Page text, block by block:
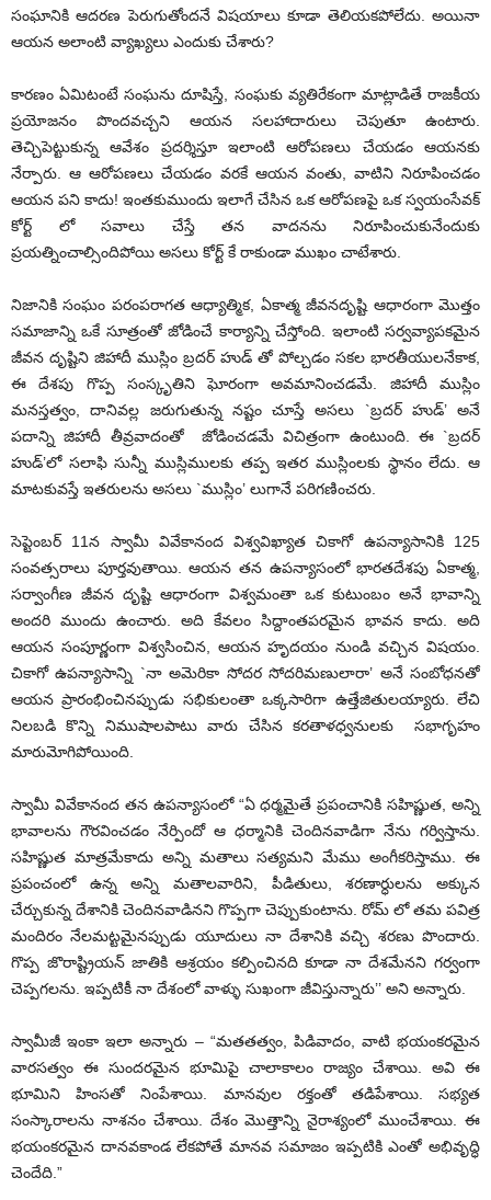
సంఘానికి ఆదరణ పెరుగుతోందనే విషయాలు కూడా తెలియకపోలేదు. అయినా
ఆయన అలాంటి వ్యాఖ్యలు ఎందుకు చేశారు?
కారణం ఏమిటంటే సంఘను దూషిస్తే, సంఘకు వ్యతిరేకంగా మాట్లాడితే రాజకీయ
ప్రయోజనం పొందవచ్చని ఆయన సలహాదారులు చెపుతూ ఉంటారు.
తెచ్చిపెట్టుకున్న ఆవేశం ప్రదర్శిస్తూ ఇలాంటి ఆరోపణలు చేయడం ఆయనకు
నేర్పారు. ఆ ఆరోపణలు చేయడం వరకే ఆయన వంతు, వాటిని నిరూపించడం
ఆయన పని కాదు! ఇంతకుముందు ఇలాగే చేసిన ఒక ఆరోపణపై ఒక స్వయంసేవక్
కోర్ట్ లో సవాలు చేస్తే తన వాదనను నిరూపించుకునేందుకు
ప్రయత్నించాల్సిందిపోయి అసలు కోర్ట్ కే రాకుండా ముఖం చాటేశారు.
నిజానికి సంఘం పరంపరాగత ఆధ్యాత్మిక, ఏకాత్మ జీవనదృష్టి ఆధారంగా మొత్తం
సమాజాన్ని ఒకే సూత్రంతో జోడించే కార్యాన్ని చేస్తోంది. ఇలాంటి సర్వవ్యాపకమైన
జీవన దృష్టిని జిహాదీ ముస్లిం బ్రదర్ హుడ్ తో పోల్చడం సకల భారతీయులనేకాక,
ఈ దేశపు గొప్ప సంస్కృతిని ఘోరంగా అవమానించడమే. జిహాదీ ముస్లిం
మనస్తత్వం, దానివల్ల జరుగుతున్న నష్టం చూస్తే అసలు `బ్రదర్ హుడ్’ అనే
పదాన్ని జిహాదీ తీవ్రవాదంతో జోడించడమే విచిత్రంగా ఉంటుంది. ఈ `బ్రదర్
హుడ్’లో సలాఫి సున్నీ ముస్లిములకు తప్ప ఇతర ముస్లింలకు స్థానం లేదు. ఆ
మాటకువస్తే ఇతరులను అసలు `ముస్లిం’ లుగానే పరిగణించరు.
సెప్టెంబర్ 11న స్వామీ వివేకానంద విశ్వవిఖ్యాత చికాగో ఉపన్యాసానికి 125
సంవత్సరాలు పూర్తవుతాయి. ఆయన తన ఉపన్యాసంలో భారతదేశపు ఏకాత్మ,
సర్వాంగీణ జీవన దృష్టి ఆధారంగా విశ్వమంతా ఒక కుటుంబం అనే భావాన్ని
అందరి ముందు ఉంచారు. అది కేవలం సిద్దాంతపరమైన భావన కాదు. అది
ఆయన సంపూర్ణంగా విశ్వసించిన, ఆయన హృదయం నుండి వచ్చిన విషయం.
చికాగో ఉపన్యాసాన్ని `నా అమెరికా సోదర సోదరిమణులారా’ అనే సంబోధనతో
ఆయన ప్రారంభించినప్పుడు సభికులంతా ఒక్కసారిగా ఉత్తేజితులయ్యారు. లేచి
నిలబడి కొన్ని నిముషాలపాటు వారు చేసిన కరతాళధ్వనులకు సభాగృహం
మారుమోగిపోయింది.
స్వామీ వివేకానంద తన ఉపన్యాసంలో “ఏ ధర్మమైతే ప్రపంచానికి సహిష్ణుత, అన్ని
భావాలను గౌరవించడం నేర్పిందో ఆ ధర్మానికి చెందినవాడిగా నేను గర్విస్తాను.
సహిష్ణుత మాత్రమేకాదు అన్ని మతాలు సత్యమని మేము అంగీకరిస్తాము. ఈ
ప్రపంచంలో ఉన్న అన్ని మతాలవారిని, పీడితులు, శరణార్ధులను అక్కున
చేర్చుకున్న దేశానికి చెందినవాడినని గొప్పగా చెప్పుకుంటాను. రోమ్ లో తమ పవిత్ర
మందిరం నేలమట్టమైనప్పుడు యూదులు నా దేశానికి వచ్చి శరణు పొందారు.
గొప్ప జొరాష్ట్రియన్ జాతికి ఆశ్రయం కల్పించినది కూడా నా దేశమేనని గర్వంగా
చెప్పగలను. ఇప్పటికీ నా దేశంలో వాళ్ళు సుఖంగా జీవిస్తున్నారు’’ అని అన్నారు.
స్వామీజీ ఇంకా ఇలా అన్నారు – “మతతత్వం, పిడివాదం, వాటి భయంకరమైన
వారసత్వం ఈ సుందరమైన భూమిపై చాలాకాలం రాజ్యం చేశాయి. అవి ఈ
భూమిని హింసతో నింపేశాయి. మానవుల రక్తంతో తడిపేశాయి. సభ్యత
సంస్కారాలను నాశనం చేశాయి. దేశం మొత్తాన్ని నైరాశ్యంలో ముంచేశాయి. ఈ
భయంకరమైన దానవకాండ లేకపోతే మానవ సమాజం ఇప్పటికి ఎంతో అభివృద్ధి
చెందేది.”